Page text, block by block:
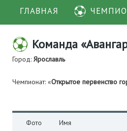
ГЛАВНАЯ
Команда
Город: Ярославль
Чемпионат: «Открытое первенство
Фото Имя